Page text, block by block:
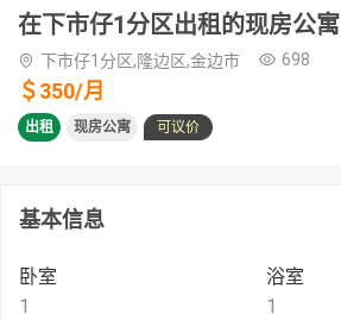
在下市仔1分区出租的现房公寓
下市仔1分区,隆边区,金边市 698
＄350/月
出租 现房公寓 可议价
基本信息
卧室
1
浴室
1